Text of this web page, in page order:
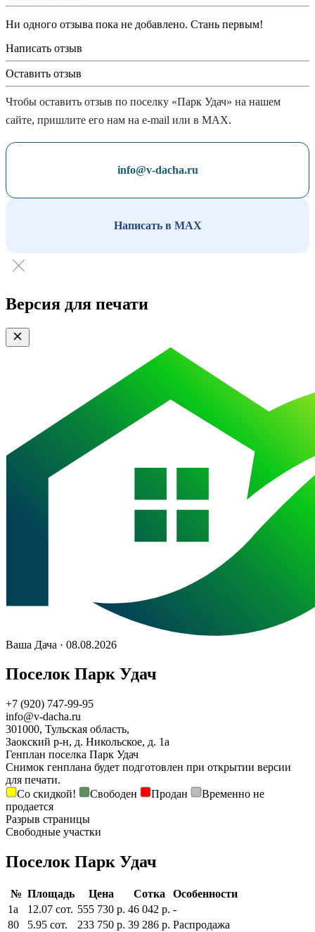
Ни одного отзыва пока не добавлено. Стань первым!
Написать отзыв
Оставить отзыв
Чтобы оставить отзыв по поселку «Парк Удач» на нашем
сайте, пришлите его нам на e-mail или в MAX.
info@v-dacha.ru
Написать в MAX
Версия для печати
Ваша Дача · 08.08.2026
Поселок Парк Удач
+7 (920) 747-99-95
info@v-dacha.ru
301000, Тульская область,
Заокский р-н, д. Никольское, д. 1а
Генплан поселка Парк Удач
Снимок генплана будет подготовлен при открытии версии
для печати.
Со скидкой!
Свободен Продан
Временно не
продается
Разрыв страницы
Свободные участки
Поселок Парк Удач
№ Площадь Цена Сотка
Особенности
1а
12.07 сот. 555 730 р. 46 042 р. -
80
5.95 сот. 233 750 р. 39 286 р. Распродажа